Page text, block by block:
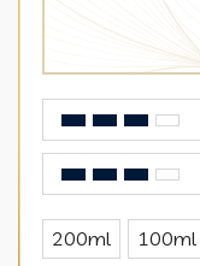
100ml
200ml